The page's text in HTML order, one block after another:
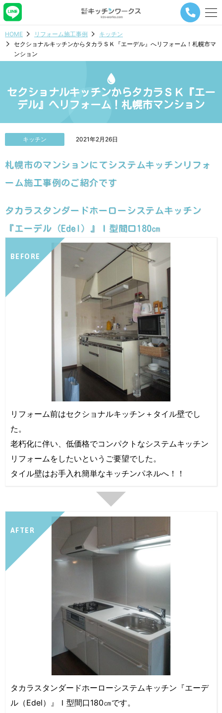
メ
ー
ビ
タ
HOME リフォーム施工事例
キッチン
セクショナルキッチンからタカラＳＫ『エーデル』へリフォーム！札幌市マ
ンション
セクショナルキッチンからタカラＳＫ『エー
デル』へリフォーム！札幌市マンション
キッチン 2021年2月26日
札幌市のマンションにてシステムキッチンリフォ
ーム施工事例のご紹介です
タカラスタンダードホーローシステムキッチン
『エーデル（Edel）』Ｉ型間口180㎝
BEFORE
リフォーム前はセクショナルキッチン＋タイル壁でし
た。
老朽化に伴い、低価格でコンパクトなシステムキッチン
リフォームをしたいというご要望でした。
タイル壁はお手入れ簡単なキッチンパネルへ！！
AFTER
タカラスタンダードホーローシステムキッチン『エーデ
ル（Edel）』Ｉ型間口180㎝です。